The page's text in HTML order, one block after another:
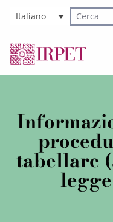
Italiano
Cerca nel
tabellare